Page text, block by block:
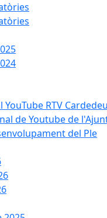
RTV Cardedeu
de Youtube de
del Ple